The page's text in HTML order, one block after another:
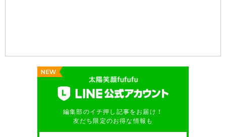
編集部のイチ押し記事をお届け！
友だち限定のお得な情報も